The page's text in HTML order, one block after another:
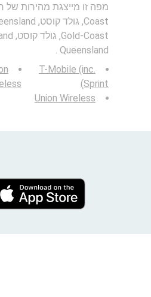
Coast, גולד קוסט, Queensland . ראה גם:
Queensland .
T-Mobile (inc.
Sprint)
Union Wireless